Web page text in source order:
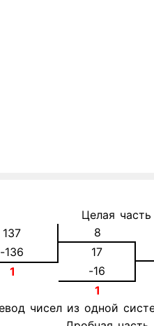
Целая
137
8
-136
17
1
-16
1